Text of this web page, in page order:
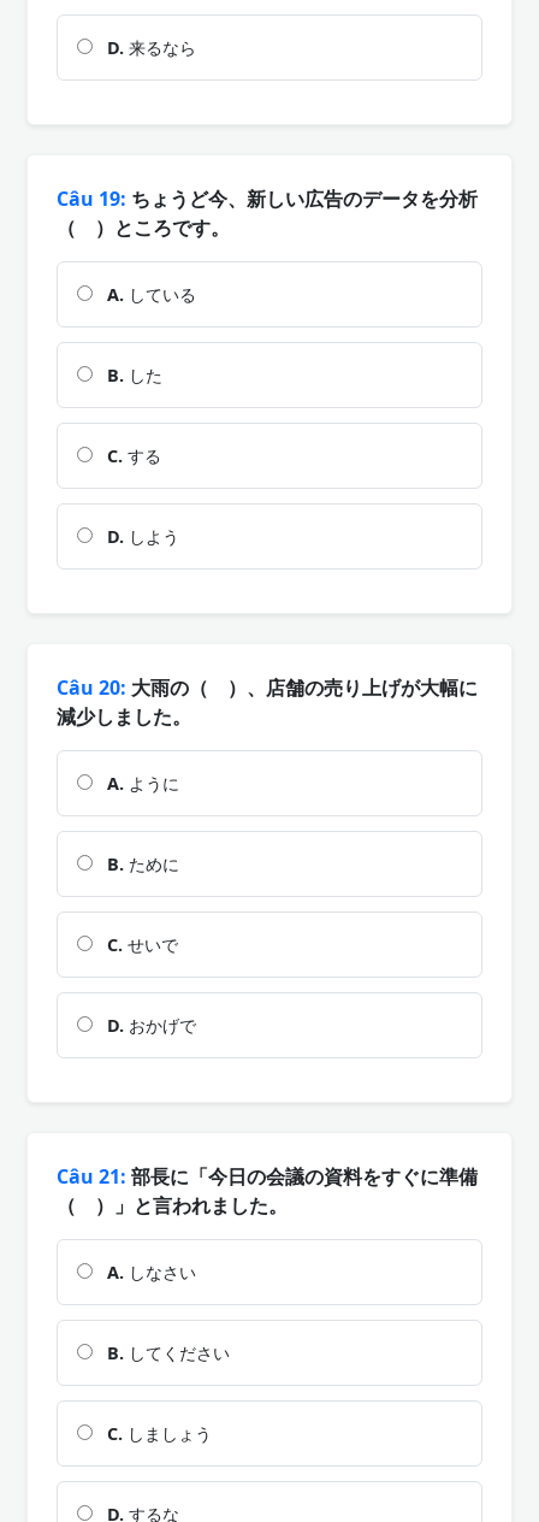
D. 来るなら
Câu 19: ちょうど今、新しい広告のデータを分析
（ ）ところです。
A. している
B. した
C. する
D. しよう
Câu 20: 大雨の（ ）、店舗の売り上げが大幅に
減少しました。
A. ように
B. ために
C. せいで
D. おかげで
Câu 21: 部長に「今日の会議の資料をすぐに準備
（ ）」と言われました。
A. しなさい
B. してください
C. しましょう
D. するな